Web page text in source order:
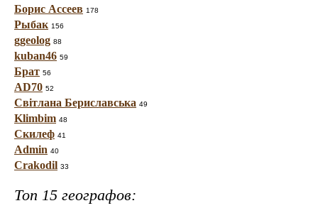
Борис Ассеев 178
Рыбак 156
ggeolog 88
kuban46 59
Брат 56
AD70 52
Світлана Бериславська 49
Klimbim 48
Скилеф 41
Admin 40
Crakodil 33
Топ 15 географов: